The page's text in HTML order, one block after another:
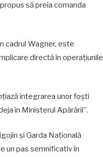
să preia comanda
cadrul Wagner, este
directă în operațiunile
integrarea unor foști
în Ministerul Apărării”.
și Garda Națională
un pas semnificativ în